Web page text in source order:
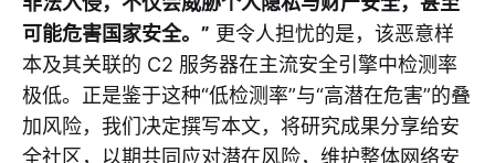
可能危害国家安全。” 更令人担忧的是，该恶意样
本及其关联的 C2 服务器在主流安全引擎中检测率
极低。正是鉴于这种“低检测率”与“高潜在危害”的叠
加风险，我们决定撰写本文，将研究成果分享给安
全社区，以期共同应对潜在风险，维护整体网络安